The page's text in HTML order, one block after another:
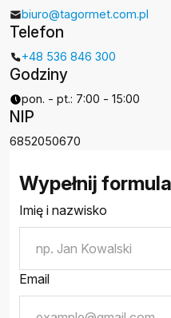
biuro@tagormet.com.pl
Telefon
+48 536 846 300
Godziny
pon. - pt.: 7:00 - 15:00
NIP
6852050670
Wypełnij
Imię i nazwisko
Email